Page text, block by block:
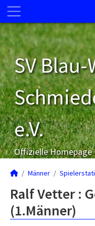
SV Blau-
e.V.
Offizielle Homepage
Männer
Ralf Vetter :
(1.Männer)